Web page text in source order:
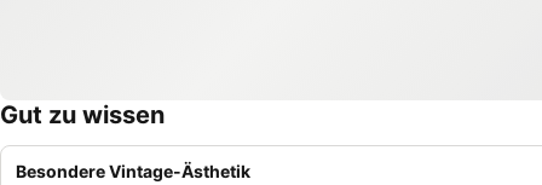
Gut zu wissen
Besondere Vintage-Ästhetik